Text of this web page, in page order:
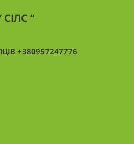
“
+380957247776